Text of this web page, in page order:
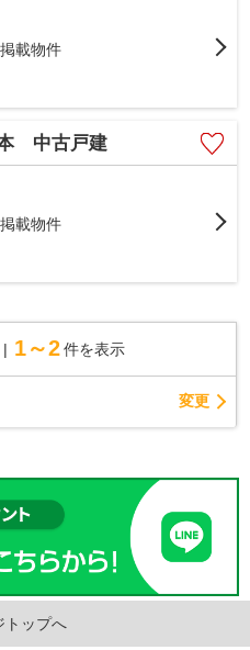
載物件
中古戸建
載物件
1～2 件を表示
変更
トップへ